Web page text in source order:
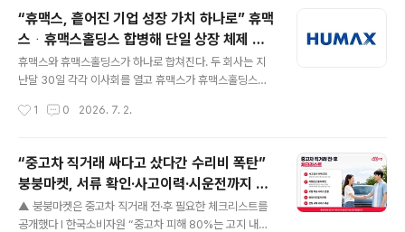
트, 공공기관 및 상업시설 주차장의 유휴 공간에 태양광 발
전시설을 구축하는 것이 골자다. 전기차 충전 인프라와 에
너지저장장치(ESS)까지 연계해, 주차장을 스마트 주차·에
너지 통합 플랫폼으로 발전시킨다는 구상이다. 하이파킹은
국내 대형 오피스, 쇼핑몰, 병원 등 대형 주차 인프라를 25
주차운영 플랫폼 'MHP'와 AI 기반 주차관제 시스템 'Ai-P
“휴맥스, 흩어진 기업 성장 가치 하나로” 휴맥
스ᆞ휴맥스홀딩스 합병해 단일 상장 체제 전
환
휴맥스와 휴맥스홀딩스가 하나로 합쳐진다. 두 회사는 지
난달 30일 각각 이사회를 열고 휴맥스가 휴맥스홀딩스를
1주당 휴맥스 약 0.96주다. 자본시장법상 법정 기준시가를
사명을 ‘휴맥스’로 유지한다. 이번 합병은 그룹이 수년에 걸
쳐 추진해 온 사업 재편의 핵심 분기점이다. 셋톱박스에서
출발한 휴맥스는 그동안 축적한 기술력을 자동차 전장과
스마트 전기차 충전 솔루션(EVCS)으로 전환하고, 나아가
주차ᆞ전기차 충전(CPO)·플릿·모빌리티플랫폼을 아우르
1 0 2026. 7. 2.
“중고차 직거래 싸다고 샀다간 수리비 폭탄”
붕붕마켓, 서류 확인·사고이력·시운전까지 중
고차 직거래 전 체크리스트 공개
▲ 붕붕마켓은 중고차 직거래 전·후 필요한 체크리스트를
공개했다 l 한국소비자원 “중고차 피해 80%는 고지 내용